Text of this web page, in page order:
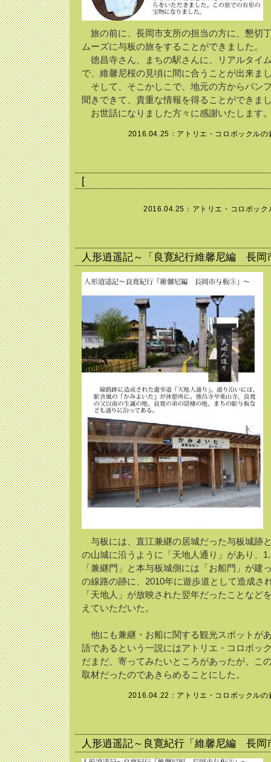
旅の前に、長岡市支所の担当の方に、懇切
ムーズに与板の旅をすることができました。
徳昌寺さん、まちの駅さんに、リアルタイ
で、維馨尼桜の見頃に間に合うことが出来ま
そして、そこかしこで、地元の方からパン
聞きできて、貴重な情報を得ることができま
お世話になりました方々に感謝いたします
2016.04.25： アトリエ・コロボックルの
[
2016.04.25： アトリエ・コロボック
人形逍遥記～「良寛紀行維馨尼編 長
与板には、直江兼継の居城だった与板城跡
の山城に沿うように「天地人通り」があり、
「兼継門」と本与板城側には「お船門」が建
の線路の跡に、2010年に遊歩道として造成さ
「天地人」が放映された翌年だったことなど
えていただいた。
他にも兼継・お船に関する観光スポットが
語であるという一説にはアトリエ・コロボッ
だまだ、寄ってみたいところがあったが、こ
取材だったのであきらめることにした。
2016.04.22： アトリエ・コロボックルの
人形逍遥記～良寛紀行「維馨尼編 長